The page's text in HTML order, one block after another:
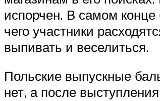
испорчен. В самом
чего участники
выпивать и веселиться.
Польские выпускные
нет, а после